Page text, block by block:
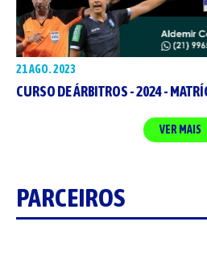
21 AGO. 2023
CURSO DE ÁRBITROS - 2024 -
VER MAIS
PARCEIROS